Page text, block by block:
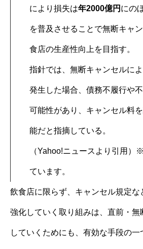
により損失は年2000億円 にの
を普及させることで無断キャ
食店の生産性向上を目指す。
指針では、無断キャンセルに
発生した場合、債務不履行や
可能性があり、キャンセル料
能だと指摘している。
（Yahoo!ニュースより引用）
ています。
飲食店に限らず、キャンセル規定な
強化していく取り組みは、直前・無
していくためにも、有効な手段の一